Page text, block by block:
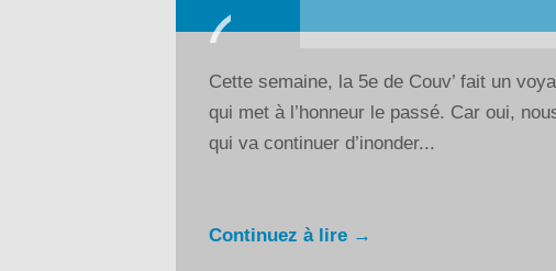
Lecteur
audio
Cette semaine, la 5e de Couv’ fait un
qui met à l’honneur le passé. Car oui,
qui va continuer d’inonder...
Continuez à lire →